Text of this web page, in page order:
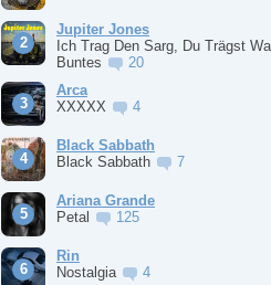
Jupiter Jones
Ich Trag Den Sarg, Du Trägst
Buntes
20
Arca
XXXXX
4
Black Sabbath
Black Sabbath
7
Ariana Grande
Petal
125
Rin
Nostalgia
4